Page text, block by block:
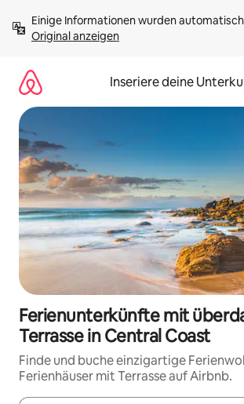
Inhalten
springenOriginal anzeigen
Inseriere deine
Ferienunterkünfte mit
Terrasse in Central Coast
Finde und buche einzigartige
Ferienhäuser mit Terrasse auf Airbnb.